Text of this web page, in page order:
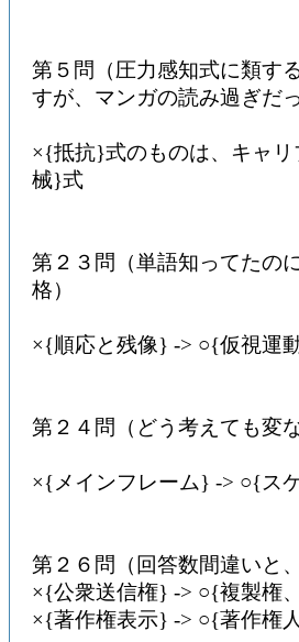
第５問（圧力感知式に類す
すが、マンガの読み過ぎだ
×{抵抗}式のものは、キャ
械}式
第２３問（単語知ってたの
格）
×{順応と残像} -> ○{仮視運
第２４問（どう考えても変
×{メインフレーム} -> ○{ス
第２６問（回答数間違いと
×{公衆送信権} -> ○{複製権
×{著作権表示} -> ○{著作権